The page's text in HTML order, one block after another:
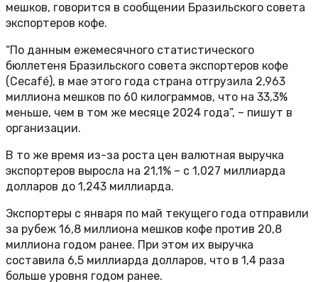
мешков, говорится в сообщении Бразильского совета
экспортеров кофе.
“По данным ежемесячного статистического
бюллетеня Бразильского совета экспортеров кофе
(Cecafé), в мае этого года страна отгрузила 2,963
миллиона мешков по 60 килограммов, что на 33,3%
меньше, чем в том же месяце 2024 года”, – пишут в
организации.
В то же время из-за роста цен валютная выручка
экспортеров выросла на 21,1% – с 1,027 миллиарда
долларов до 1,243 миллиарда.
Экспортеры с января по май текущего года отправили
за рубеж 16,8 миллиона мешков кофе против 20,8
миллиона годом ранее. При этом их выручка
составила 6,5 миллиарда долларов, что в 1,4 раза
больше уровня годом ранее.